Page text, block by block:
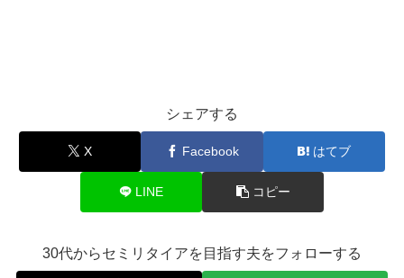
シェアする
X Facebook はてブ
LINE コピー
30代からセミリタイアを目指す夫をフォローする